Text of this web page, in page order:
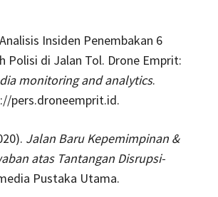
Insiden Penembakan 6
Polisi di Jalan Tol. Drone Emprit:
monitoring and analytics.
pers.droneemprit.id.
Jalan Baru Kepemimpinan &
atas Tantangan Disrupsi-
Pustaka Utama.